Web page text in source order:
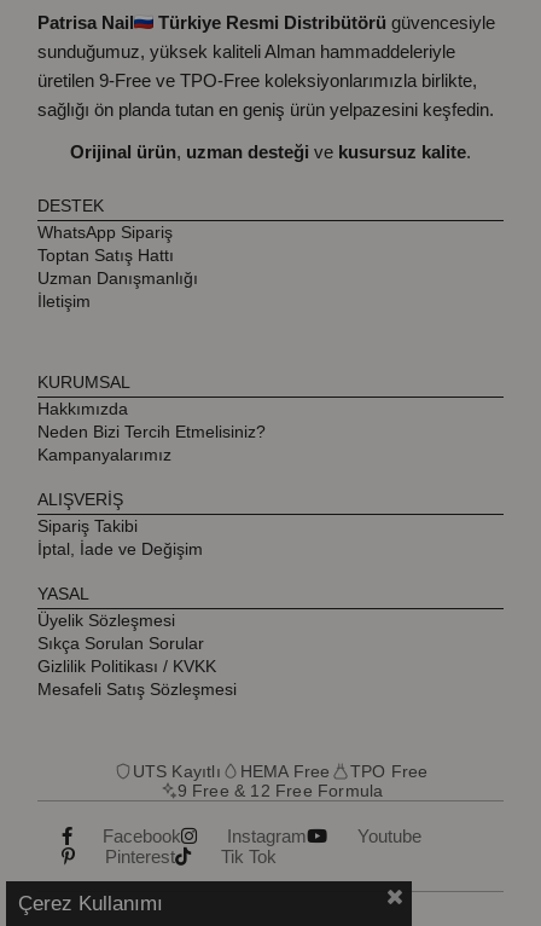
Patrisa Nail Türkiye Resmi Distribütörü güvencesiyle
sunduğumuz, yüksek kaliteli Alman hammaddeleriyle
üretilen 9-Free ve TPO-Free koleksiyonlarımızla birlikte,
sağlığı ön planda tutan en geniş ürün yelpazesini keşfedin.
Orijinal ürün, uzman desteği ve kusursuz kalite.
DESTEK
WhatsApp Sipariş
Toptan Satış Hattı
Uzman Danışmanlığı
İletişim
KURUMSAL
Hakkımızda
Neden Bizi Tercih Etmelisiniz?
Kampanyalarımız
ALIŞVERİŞ
Sipariş Takibi
İptal, İade ve Değişim
YASAL
Üyelik Sözleşmesi
Sıkça Sorulan Sorular
Gizlilik Politikası / KVKK
Mesafeli Satış Sözleşmesi
UTS Kayıtlı HEMA Free
TPO Free
9 Free & 12 Free Formula
Facebook Instagram
Youtube
Pinterest
Tik Tok
Çerez Kullanımı